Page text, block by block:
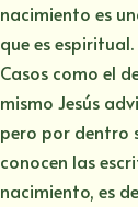
nacimiento es
que es espiritual.
Casos como el
mismo Jesús
pero por dentro
conocen las
nacimiento, es